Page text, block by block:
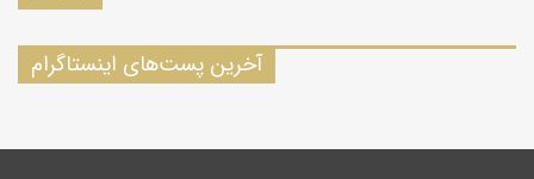
آخرین پست‌های اینستاگرام